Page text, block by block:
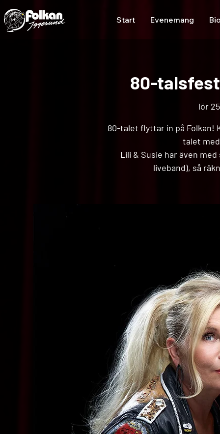
Start Evenemang
80-
lör
80-talet flyttar in på Folkan!
talet
Lili & Susie har även
liveband), så